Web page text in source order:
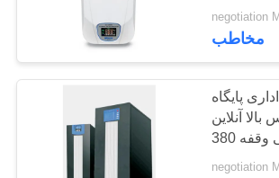
بهینه سازی ولتاژ
از ولتاژ
negotiation
مخاطب
پایگاه
آنلاین
منبع تغذیه بی وقفه 380V
50Hz
negotiation